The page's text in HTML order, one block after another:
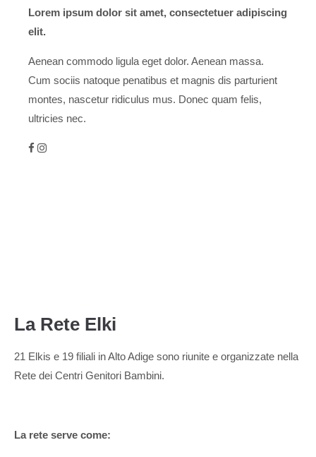
Lorem ipsum dolor sit amet, consectetuer adipiscing
elit.
Aenean commodo ligula eget dolor. Aenean massa.
Cum sociis natoque penatibus et magnis dis parturient
montes, nascetur ridiculus mus. Donec quam felis,
ultricies nec.
La Rete Elki
21 Elkis e 19 filiali in Alto Adige sono riunite e organizzate nella
Rete dei Centri Genitori Bambini.
La rete serve come: